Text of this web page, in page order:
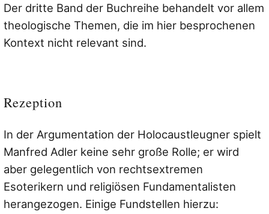
Der dritte Band der Buchreihe behandelt vor allem
theologische Themen, die im hier besprochenen
Kontext nicht relevant sind.
Rezeption
In der Argumentation der Holocaustleugner spielt
Manfred Adler keine sehr große Rolle; er wird
aber gelegentlich von rechtsextremen
Esoterikern und religiösen Fundamentalisten
herangezogen. Einige Fundstellen hierzu: